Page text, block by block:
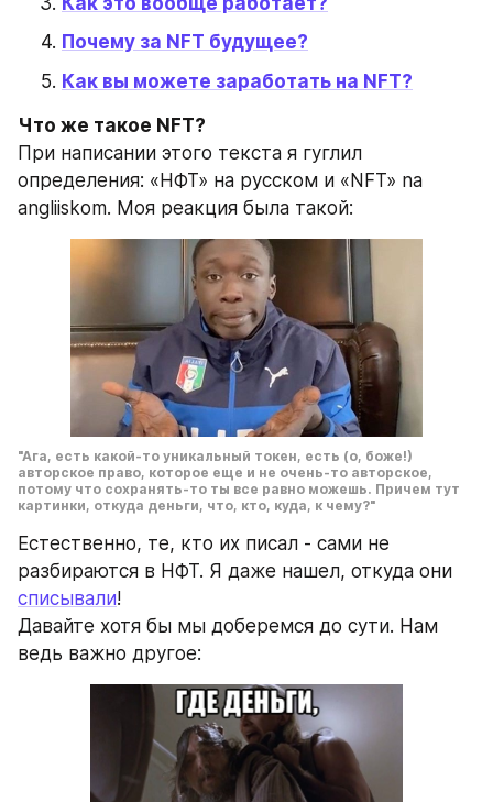
Почему за NFT будущее?
Как вы можете заработать на NFT?
Что же такое NFT?
При написании этого текста я гуглил
определения: «НФТ» на русском и «NFT» na
angliiskom. Моя реакция была такой:
"Ага, есть какой-то уникальный токен, есть (о, боже!)
авторское право, которое еще и не очень-то авторское,
потому что сохранять-то ты все равно можешь. Причем тут
картинки, откуда деньги, что, кто, куда, к чему?"
Естественно, те, кто их писал - сами не
списывали!
Давайте хотя бы мы доберемся до сути. Нам
ведь важно другое: